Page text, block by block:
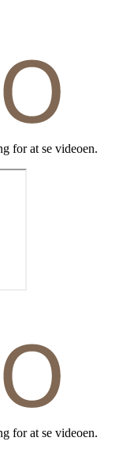
for at se videoen.
for at se videoen.